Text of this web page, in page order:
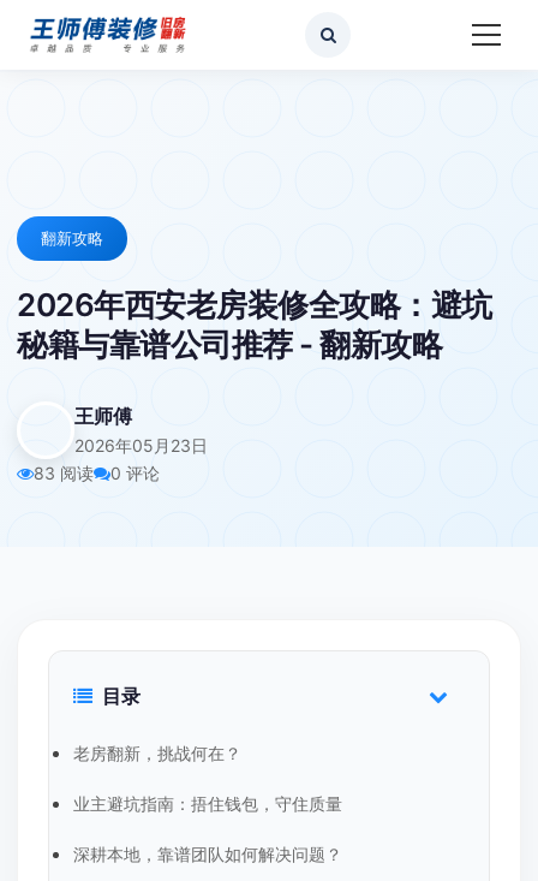
翻新攻略
2026年西安老房装修全攻略：避坑
秘籍与靠谱公司推荐 - 翻新攻略
王师傅
2026年05月23日
83 阅读
0 评论
目录
老房翻新，挑战何在？
业主避坑指南：捂住钱包，守住质量
深耕本地，靠谱团队如何解决问题？